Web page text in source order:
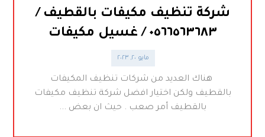
شركة تنظيف مكيفات بالقطيف /
٠٥٦٦٥٦٣٦٨٣ / غسيل مكيفات
مايو ٢٠, ٢٠٢٣
هناك العديد من شركات تنظيف المكيفات
بالقطيف ولكن اختيار افضل شركة تنظيف مكيفات
بالقطيف أمر صعب . حيث ان بعض ...